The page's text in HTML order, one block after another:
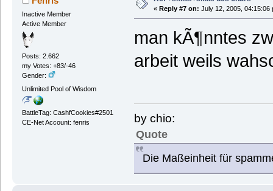
Inactive Member
Active Member
Posts: 2.662
my Votes: +83/-46
Gender:
Unlimited Pool of Wisdom
BattleTag: CashfCookies#2501
CE-Net Account: fenris
« Reply #7 on: July 12, 2005, 04:15:06
man kÃ¶nntes
arbeit weils
by chio:
Quote
Die Maßeinheit für